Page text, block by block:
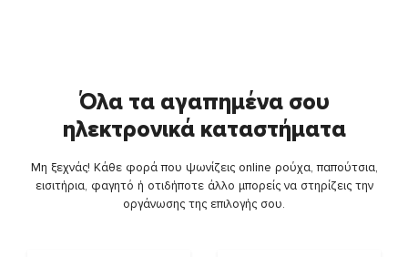
Όλα τα αγαπημένα σου
ηλεκτρονικά καταστήματα
Μη ξεχνάς! Κάθε φορά που ψωνίζεις online ρούχα, παπούτσια,
εισιτήρια, φαγητό ή οτιδήποτε άλλο μπορείς να στηρίζεις την
οργάνωσης της επιλογής σου.